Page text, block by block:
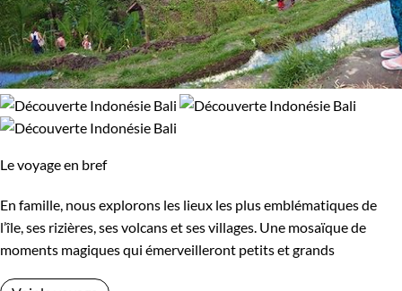
Le voyage en bref
En famille, nous explorons les lieux les plus emblématiques de
l’île, ses rizières, ses volcans et ses villages. Une mosaïque de
moments magiques qui émerveilleront petits et grands